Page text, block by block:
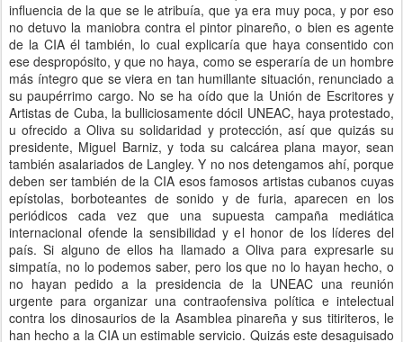
influencia de la que se le atribuía, que ya era muy poca, y por eso
no detuvo la maniobra contra el pintor pinareño, o bien es agente
de la CIA él también, lo cual explicaría que haya consentido con
ese despropósito, y que no haya, como se esperaría de un hombre
más íntegro que se viera en tan humillante situación, renunciado a
su paupérrimo cargo. No se ha oído que la Unión de Escritores y
Artistas de Cuba, la bulliciosamente dócil UNEAC, haya protestado,
u ofrecido a Oliva su solidaridad y protección, así que quizás su
presidente, Miguel Barniz, y toda su calcárea plana mayor, sean
también asalariados de Langley. Y no nos detengamos ahí, porque
deben ser también de la CIA esos famosos artistas cubanos cuyas
epístolas, borboteantes de sonido y de furia, aparecen en los
periódicos cada vez que una supuesta campaña mediática
internacional ofende la sensibilidad y el honor de los líderes del
país. Si alguno de ellos ha llamado a Oliva para expresarle su
simpatía, no lo podemos saber, pero los que no lo hayan hecho, o
no hayan pedido a la presidencia de la UNEAC una reunión
urgente para organizar una contraofensiva política e intelectual
contra los dinosaurios de la Asamblea pinareña y sus titiriteros, le
han hecho a la CIA un estimable servicio. Quizás este desaguisado